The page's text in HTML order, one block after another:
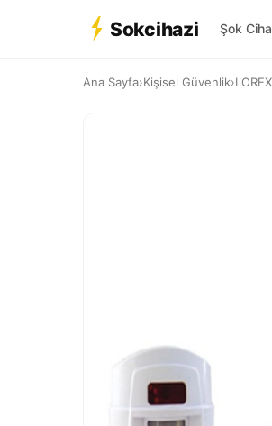
Sokcihazi Şok
Ana Sayfa›Kişisel Güvenlik›